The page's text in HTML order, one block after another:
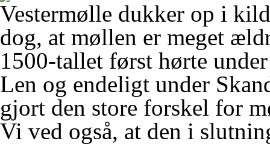
Vestermølle dukker op i
dog, at møllen er meget
1500-tallet først hørte
Len og endeligt under
gjort den store forskel for
Vi ved også, at den i